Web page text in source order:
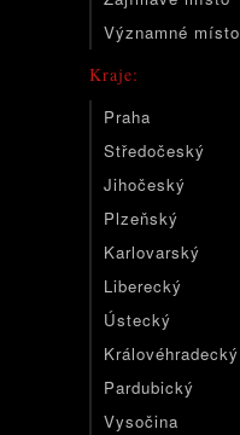
Významné místo
Kraje:
Praha
Středočeský
Jihočeský
Plzeňský
Karlovarský
Liberecký
Ústecký
Královéhradecký
Pardubický
Vysočina